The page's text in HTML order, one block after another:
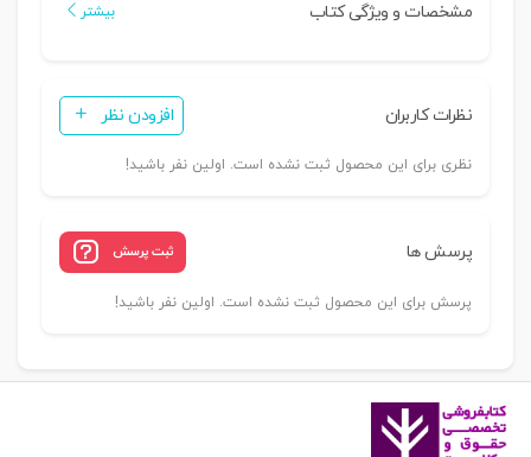
مشخصات و ویژگی کتاب بیشتر
نظرات کاربران افزودن نظر
نظری برای این محصول ثبت نشده است. اولین نفر باشید!
پرسش ها ثبت پرسش
پرسش برای این محصول ثبت نشده است. اولین نفر باشید!